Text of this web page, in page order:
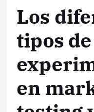
Los
tipos de
en